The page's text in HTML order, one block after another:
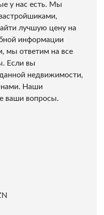
у нас есть. Мы
лучшую цену на
информации
мы ответим на все
Если вы
недвижимости,
нами. Наши
ваши вопросы.